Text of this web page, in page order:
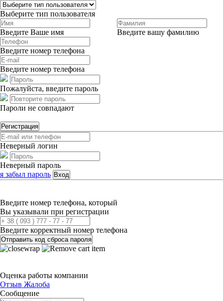
Выберите тип пользователя
Введите Ваше имя Введите вашу фамилию
Введите номер телефона
Введите номер телефона
Пожалуйста, введите пароль
Пароли не совпадают
Регистрация
Неверный логин
Неверный пароль
я забыл пароль Вход
Введите номер телефона, который
Вы указывали при регистрации
Введите корректный номер телефона
Отправить код сброса пароля
Оценка работы компании
Отзыв Жалоба
Сообщение